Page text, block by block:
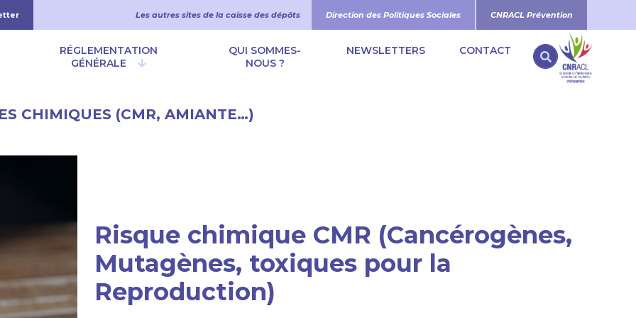
Les autres sites de la caisse des dépôts Direction des Politiques Sociales CNRACL Prévention
principale
RÉGLEMENTATION
GÉNÉRALE
QUI SOMMES-
NOUS ?
NEWSLETTERS CONTACT
Search
CHIMIQUES (CMR, AMIANTE…)
Risque chimique CMR (Cancérogènes,
Mutagènes, toxiques pour la
Reproduction)